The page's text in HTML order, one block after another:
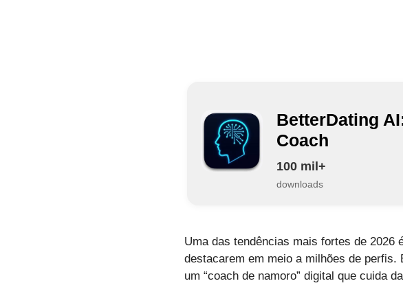
BetterDating
Coach
100 mil+
downloads
Uma das tendências mais fortes de
destacarem em meio a milhões de perfis.
um “coach de namoro” digital que cuida